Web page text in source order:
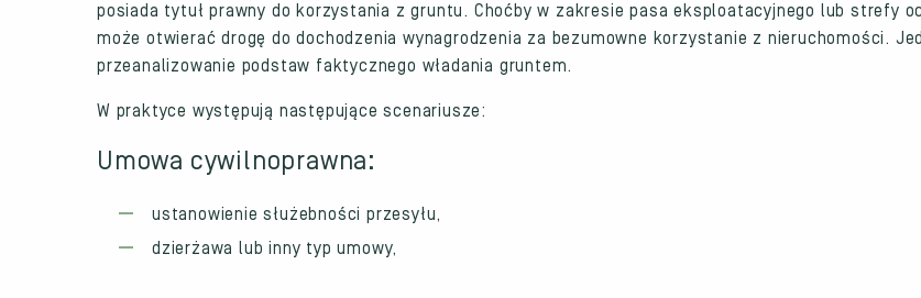
posiada tytuł prawny do korzystania z gruntu. Choćby w zakresie pasa eksploatacyjnego lub strefy
może otwierać drogę do dochodzenia wynagrodzenia za bezumowne korzystanie z nieruchomości.
przeanalizowanie podstaw faktycznego władania gruntem.
W praktyce występują następujące scenariusze:
Umowa cywilnoprawna:
ustanowienie służebności przesyłu,
dzierżawa lub inny typ umowy,